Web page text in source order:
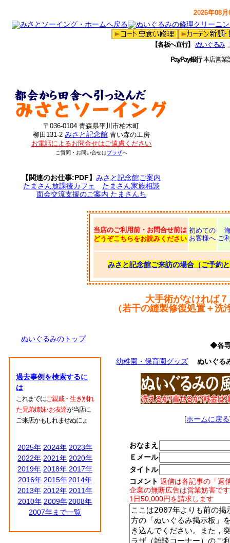
2026年08
【各板へ直行】 ぬいぐるみ
PayPay銀行本店営
〒036-0104 青森県平川市柏木町
柳田131-2 みさと記念館 青い森の工房
お電話によるお問合せはご遠慮ください
ご質問・お問い合せはプラザへ
【関連のお仕事:PDF】みさと記念館ご案内
たまさん放課後カフェ
たまさん家族相談
面会交流支援のご案内 たまさんち
当店のご利用前・お問合せ前は
どうぞこちらをお読みください
初めての
お客様へ ご
みさと記念館ご来訪の場合（ご予約
大手術がなければ
（若干の縫製修復処置＋
ぬいぐるみのトップ
過去事例を検索するに
は
これまでにご親戚・生き別れ
た兄弟姉妹･お友達が当店に
ご来店かもしれませぬにょ
2025年 2024年 2023年
2022年 2021年 2020年
2019年 2018年 2017年
2016年 2015年 2014年
2013年 2012年 2011年
2010年 2009年 2008年
2007年まで一覧
◆各
幼稚園・保育園グッズ
ぬいぐる
[ホームに戻る
おなまえ
Ｅメール
タイトル
コメント 返信は各記事の「返
企業の無断広告は営業妨害で
1日50,000円を請求します